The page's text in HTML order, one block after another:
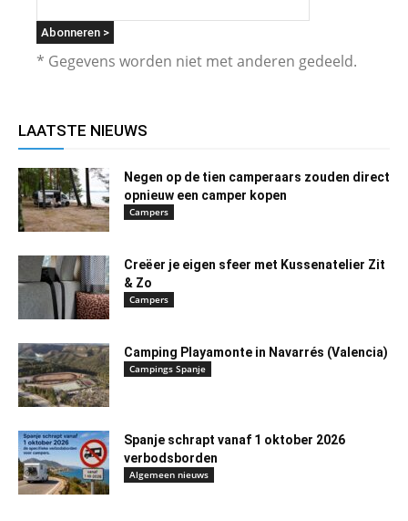
* Gegevens worden niet met anderen gedeeld.
LAATSTE NIEUWS
Negen op de tien camperaars zouden direct
opnieuw een camper kopen
Campers
Creëer je eigen sfeer met Kussenatelier Zit
& Zo
Campers
Camping Playamonte in Navarrés (Valencia)
Campings Spanje
Spanje schrapt vanaf 1 oktober 2026
verbodsborden
Algemeen nieuws